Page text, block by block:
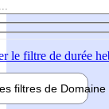
le filtre de durée
filtres de Domaine